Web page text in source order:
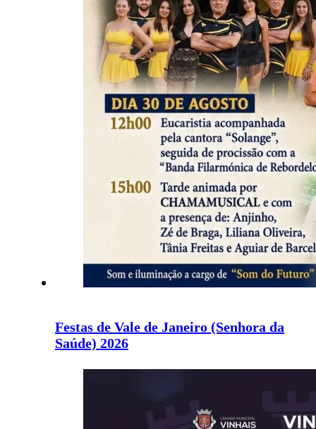
Festas de Vale de Janeiro (Senhora da
Saúde) 2026